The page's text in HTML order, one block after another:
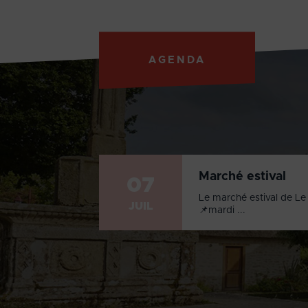
AGENDA
Marché estival
Le marché estival de
📌mardi ...